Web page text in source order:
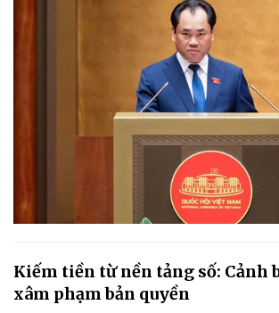
Kiếm tiền từ nền tảng số: Cảnh
xâm phạm bản quyền